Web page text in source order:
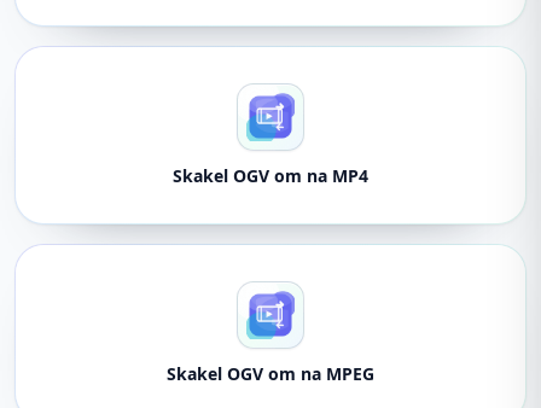
Skakel OGV om na MP4
Skakel OGV om na MPEG